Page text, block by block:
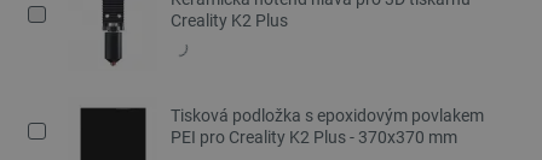
Creality K2 Plus
Tisková podložka s epoxidovým povlakem
PEI pro Creality K2 Plus - 370x370 mm